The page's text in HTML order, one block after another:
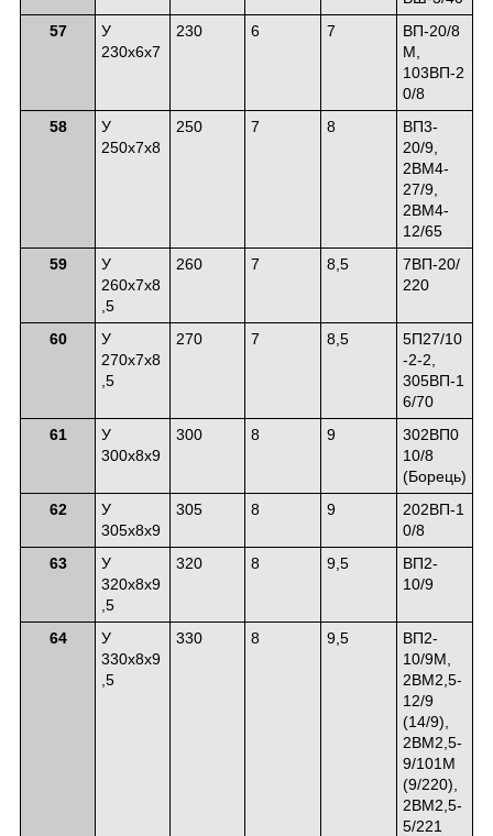
57
У
230х6х7
230 6 7
ВП-20/8
М,
103ВП-2
0/8
58
У
250х7х8
250 7 8
ВП3-
20/9,
2ВМ4-
27/9,
2ВМ4-
12/65
59
У
260х7х8
,5
260 7 8,5
7ВП-20/
220
60
У
270х7х8
,5
270 7 8,5
5П27/10
-2-2,
305ВП-1
6/70
61
У
300х8х9
300 8 9
302ВП0
10/8
(Борець)
62
У
305х8х9
305 8 9
202ВП-1
0/8
63
У
320х8х9
,5
320 8 9,5
ВП2-
10/9
64
У
330х8х9
,5
330 8 9,5
ВП2-
10/9М,
2ВМ2,5-
12/9
(14/9),
2ВМ2,5-
9/101М
(9/220),
2ВМ2,5-
5/221